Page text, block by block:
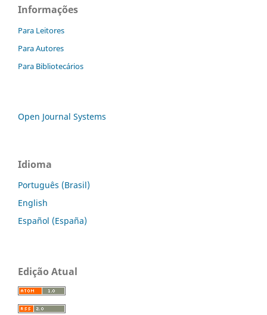
Informações
Para Leitores
Para Autores
Para Bibliotecários
Open Journal Systems
Idioma
Português (Brasil)
English
Español (España)
Edição Atual